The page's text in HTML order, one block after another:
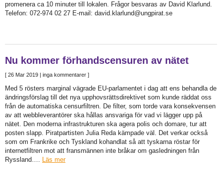
promenera ca 10 minuter till lokalen. Frågor besvaras av David Klarlund.
Telefon: 072-974 02 27 E-mail: david.klarlund@ungpirat.se
Nu kommer förhandscensuren av nätet
[ 26 Mar 2019 | inga kommentarer ]
Med 5 rösters marginal vägrade EU-parlamentet i dag att ens behandla de
ändringsförslag till det nya upphovsrättsdirektivet som kunde räddat oss
från de automatiska censurfiltren. De filter, som torde vara konsekvensen
av att webbleverantörer ska hållas ansvariga för vad vi lägger upp på
nätet. Den moderna infrastrukturen ska agera polis och domare, tur att
posten slapp. Piratpartisten Julia Reda kämpade väl. Det verkar också
som om Frankrike och Tyskland kohandlat så att tyskarna röstar för
internetfiltren mot att fransmännen inte bråkar om gasledningen från
Ryssland…. Läs mer